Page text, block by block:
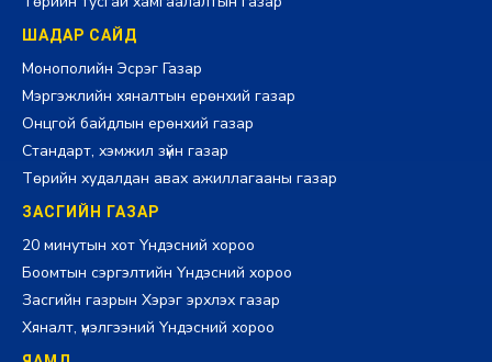
ШАДАР САЙД
Монополийн Эсрэг Газар
Мэргэжлийн хяналтын ерөнхий газар
Онцгой байдлын ерөнхий газар
Стандарт, хэмжил зүйн газар
Төрийн худалдан авах ажиллагааны газар
ЗАСГИЙН ГАЗАР
20 минутын хот Үндэсний хороо
Боомтын сэргэлтийн Үндэсний хороо
Засгийн газрын Хэрэг эрхлэх газар
Хяналт, үнэлгээний Үндэсний хороо